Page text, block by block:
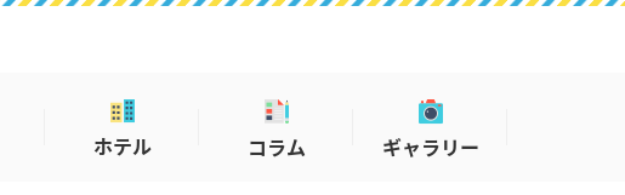
ホテル コラム ギャラリー